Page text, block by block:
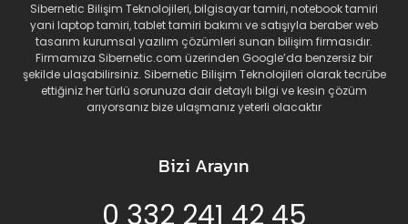
Sibernetic Bilişim Teknolojileri, bilgisayar tamiri, notebook tamiri
yani laptop tamiri, tablet tamiri bakımı ve satışıyla beraber web
tasarım kurumsal yazılım çözümleri sunan bilişim firmasıdır.
Firmamıza Sibernetic.com üzerinden Google’da benzersiz bir
şekilde ulaşabilirsiniz. Sibernetic Bilişim Teknolojileri olarak tecrübe
ettiğiniz her türlü sorunuza dair detaylı bilgi ve kesin çözüm
arıyorsanız bize ulaşmanız yeterli olacaktır
Bizi Arayın
0 332 241 42 45